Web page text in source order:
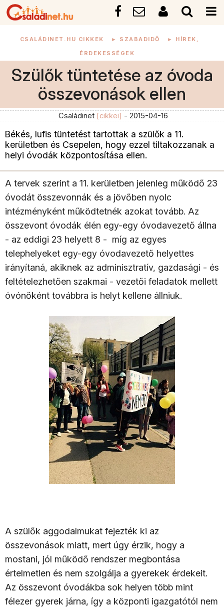
CSALÁDINET.HU CIKKEK ► SZABADIDŐ ► HÍREK,
ÉRDEKESSÉGEK
Szülők tüntetése az óvoda
összevonások ellen
Családinet [cikkei] - 2015-04-16
Békés, lufis tüntetést tartottak a szülők a 11.
kerületben és Csepelen, hogy ezzel tiltakozzanak a
helyi óvodák központosítása ellen.
A tervek szerint a 11. kerületben jelenleg működő 23
óvodát összevonnák és a jövőben nyolc
intézményként működtetnék azokat tovább. Az
összevont óvodák élén egy-egy óvodavezető állna
- az eddigi 23 helyett 8 - míg az egyes
telephelyeket egy-egy óvodavezető helyettes
irányítaná, akiknek az adminisztratív, gazdasági - és
feltételezhetően szakmai - vezetői feladatok mellett
óvónőként továbbra is helyt kellene állniuk.
A szülők aggodalmukat fejezték ki az
összevonások miatt, mert úgy érzik, hogy a
mostani, jól működő rendszer megbontása
értelmetlen és nem szolgálja a gyerekek érdekeit.
Az összevont óvodákba sok helyen több mint
félezer gyerek járna, így a központi igazgatótól nem